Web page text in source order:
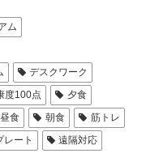
ム
デスクワーク
度100点
夕食
昼食 朝食
筋トレ
レート 遠隔対応